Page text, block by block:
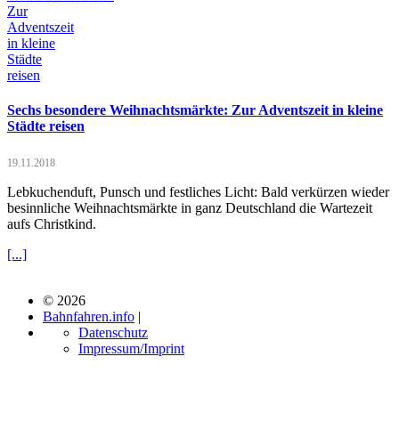
Sechs besondere Weihnachtsmärkte: Zur Adventszeit in kleine
Städte reisen
19.11.2018
Lebkuchenduft, Punsch und festliches Licht: Bald verkürzen wieder
besinnliche Weihnachtsmärkte in ganz Deutschland die Wartezeit
aufs Christkind.
[...]
© 2026
Bahnfahren.info |
Datenschutz
Impressum/Imprint